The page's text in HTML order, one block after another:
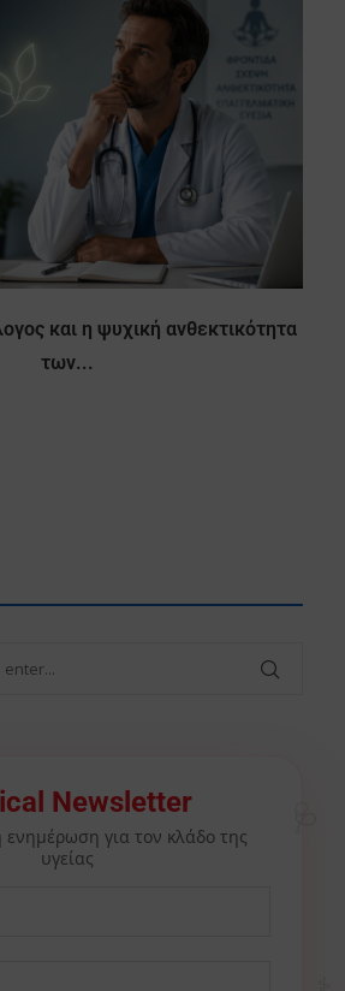
και η ψυχική ανθεκτικότητα
των...
Newsletter
ενημέρωση για τον κλάδο της
υγείας